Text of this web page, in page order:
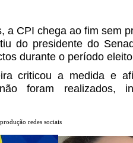
a CPI chega ao fim sem
do presidente do
durante o período
criticou a medida e
foram realizados,
redes sociais